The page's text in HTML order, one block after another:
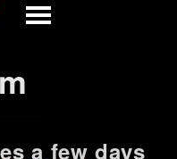
a few days